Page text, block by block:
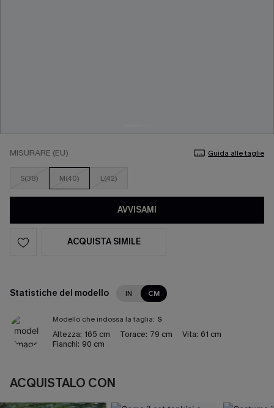
MISURARE (EU) Guida alle taglie
S(38) M(40) L(42)
AVVISAMI
ACQUISTA SIMILE
Statistiche del modello IN CM
Modello che indossa la taglia: S
Altezza: 165 cm Torace: 79 cm Vita: 61 cm
Fianchi: 90 cm
ACQUISTALO CON